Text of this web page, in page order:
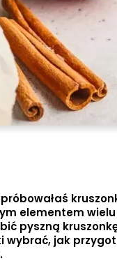
elementem wielu
pyszną
wybrać, jak